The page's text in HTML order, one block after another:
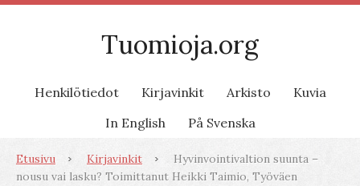
Tuomioja.org
Henkilötiedot Kirjavinkit Arkisto
Kuvia
In English
På Svenska
Etusivu Kirjavinkit
Hyvinvointivaltion suunta –
nousu vai lasku? Toimittanut Heikki Taimio, Työväen